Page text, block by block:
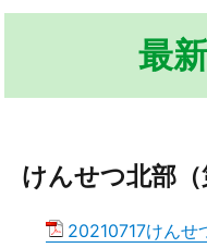
最
けんせつ北部（
20210717けんせ